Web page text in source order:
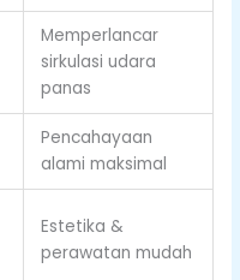
Memperlancar
sirkulasi udara
panas
Pencahayaan
alami maksimal
Estetika &
perawatan mudah